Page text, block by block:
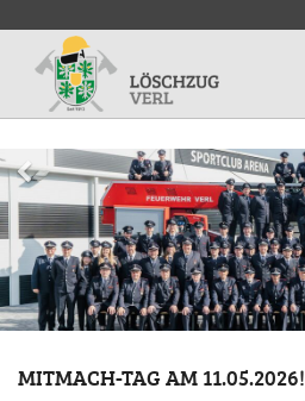
MITMACH-TAG AM 11.05.2026!